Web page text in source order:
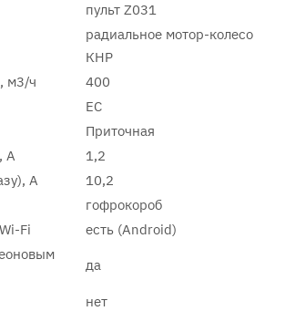
пульт Z031
радиальное мотор-колесо
КНР
м3/ч
400
EC
Приточная
А
1,2
А
10,2
гофрокороб
Fi
есть (Android)
да
нет